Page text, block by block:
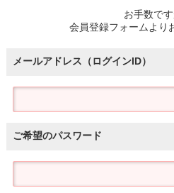
お手数です
会員登録フォームより
メールアドレス（ログインID）
ご希望のパスワード